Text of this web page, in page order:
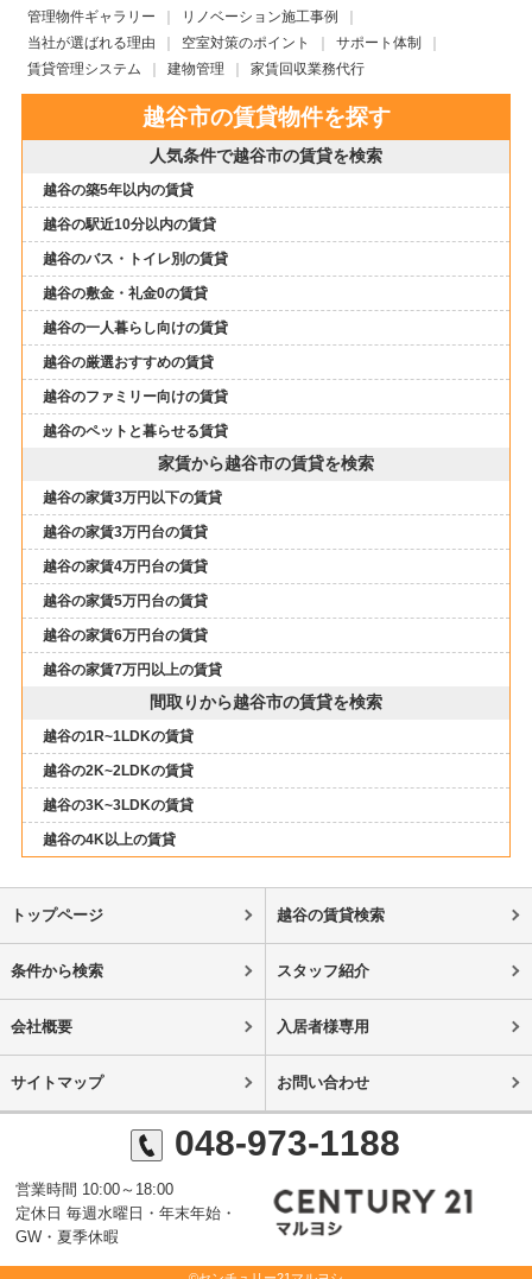
管理物件ギャラリー
リノベーション施工事例
当社が選ばれる理由
空室対策のポイント
サポート体制
賃貸管理システム
建物管理 家賃回収業務代行
越谷市の賃貸物件を探す
人気条件で越谷市の賃貸を検索
越谷の築5年以内の賃貸
越谷の駅近10分以内の賃貸
越谷のバス・トイレ別の賃貸
越谷の敷金・礼金0の賃貸
越谷の一人暮らし向けの賃貸
越谷の厳選おすすめの賃貸
越谷のファミリー向けの賃貸
越谷のペットと暮らせる賃貸
家賃から越谷市の賃貸を検索
越谷の家賃3万円以下の賃貸
越谷の家賃3万円台の賃貸
越谷の家賃4万円台の賃貸
越谷の家賃5万円台の賃貸
越谷の家賃6万円台の賃貸
越谷の家賃7万円以上の賃貸
間取りから越谷市の賃貸を検索
越谷の1R~1LDKの賃貸
越谷の2K~2LDKの賃貸
越谷の3K~3LDKの賃貸
越谷の4K以上の賃貸
トップページ 越谷の賃貸検索
条件から検索 スタッフ紹介
会社概要 入居者様専用
サイトマップ お問い合わせ
048-973-1188
営業時間 10:00～18:00
定休日 毎週水曜日・年末年始・
GW・夏季休暇